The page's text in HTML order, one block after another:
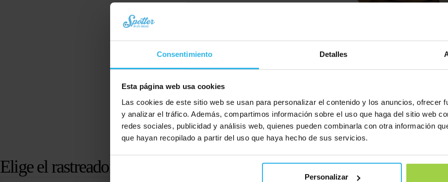
Consentimiento Detalles
Esta página web usa cookies
Las cookies de este sitio web se usan para personalizar el contenido y los anuncios, ofrecer
y analizar el tráfico. Además, compartimos información sobre el uso que haga del sitio web
redes sociales, publicidad y análisis web, quienes pueden combinarla con otra información
que hayan recopilado a partir del uso que haya hecho de sus servicios.
Personalizar
Elige el rastreador GPS que más te convenga